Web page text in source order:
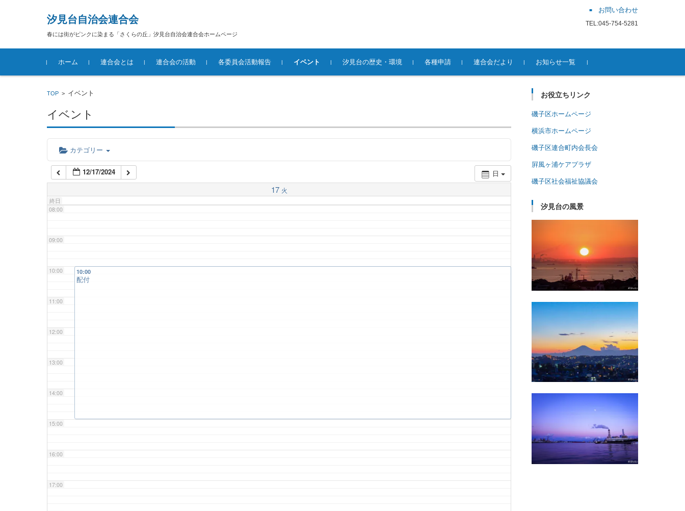
汐見台自治会連合会
春には街がピンクに染まる「さくらの丘」汐見台自治会連合会ホームページ
お問い合わせ
TEL:045-754-5281
コンテンツに移動
ホーム
連合会とは 連合会の活動 各委員会活動報告 イベント 汐見台の歴史・環境 各種申請 連合会だより お知らせ一覧
TOP > イベント
イベント
カテゴリー
日
12/17/2024
17 火
終日
02:00
05:00
06:00
07:00
08:00
09:00
10:00
11:00
12:00
13:00
14:00
15:00
16:00
17:00
10:00
配付
お役立ちリンク
磯子区ホームページ
横浜市ホームページ
磯子区連合町内会長会
屛風ヶ浦ケアプラザ
磯子区社会福祉協議会
汐見台の風景